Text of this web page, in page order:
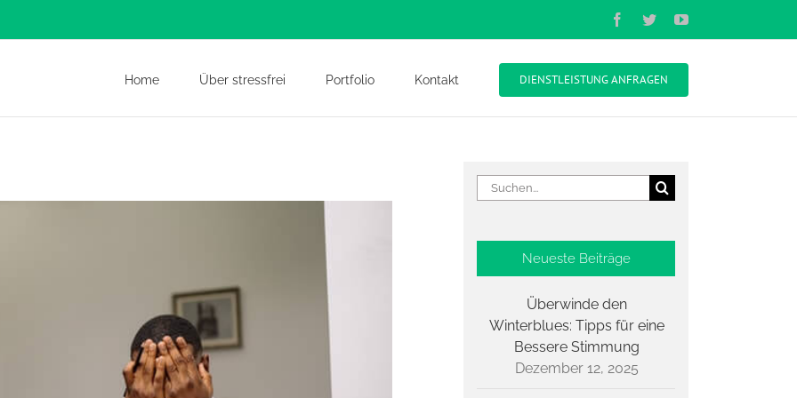
Facebook
TwitterYouTube
Home Über stressfrei Portfolio Kontakt DIENSTLEISTUNG ANFRAGEN
Suche
nach:
Neueste Beiträge
Überwinde den
Winterblues: Tipps für eine
Bessere Stimmung
Dezember 12, 2025